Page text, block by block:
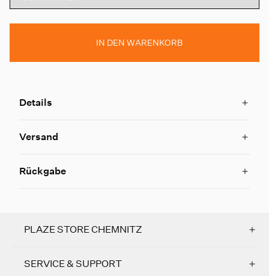
IN DEN WARENKORB
Details
Versand
Rückgabe
PLAZE STORE CHEMNITZ
SERVICE & SUPPORT